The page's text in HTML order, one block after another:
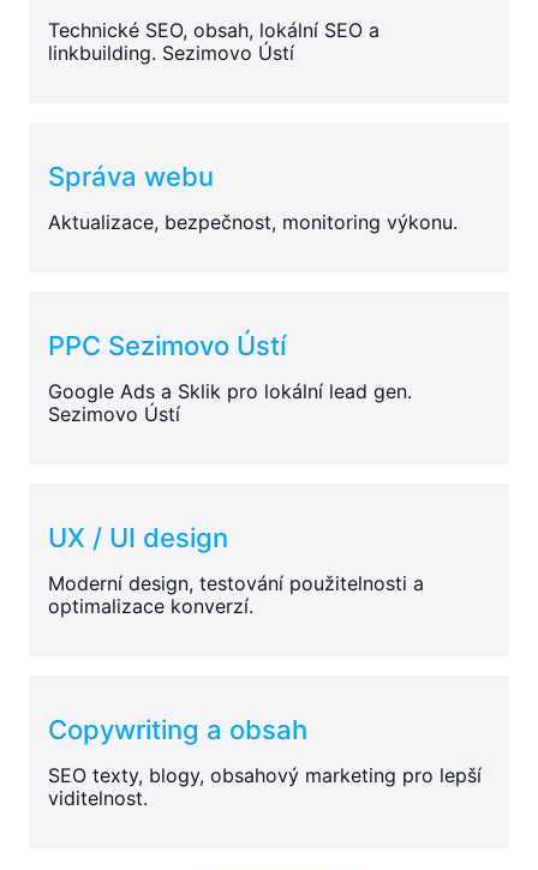
Technické SEO, obsah, lokální SEO a
linkbuilding. Sezimovo Ústí
Správa webu
Aktualizace, bezpečnost, monitoring výkonu.
PPC Sezimovo Ústí
Google Ads a Sklik pro lokální lead gen.
Sezimovo Ústí
UX / UI design
Moderní design, testování použitelnosti a
optimalizace konverzí.
Copywriting a obsah
SEO texty, blogy, obsahový marketing pro lepší
viditelnost.